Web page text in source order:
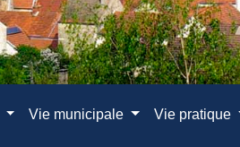
Vie municipale Vie pratique